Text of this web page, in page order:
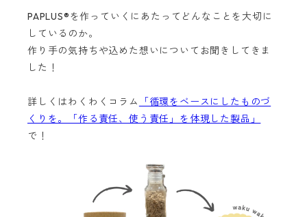
PAPLUS®を作っていくにあたってどんなことを大切に
しているのか。
作り手の気持ちや込めた想いについてお聞きしてきま
した！
詳しくはわくわくコラム
「循環をベースにしたものづ
くりを。「作る責任、使う責任」を体現した製品」
で！